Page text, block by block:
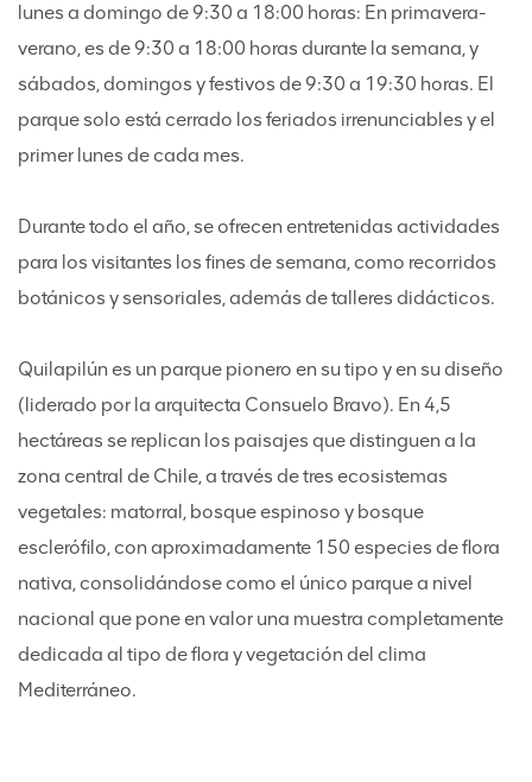
lunes a domingo de 9:30 a 18:00 horas: En primavera-
verano, es de 9:30 a 18:00 horas durante la semana, y
sábados, domingos y festivos de 9:30 a 19:30 horas. El
parque solo está cerrado los feriados irrenunciables y el
primer lunes de cada mes.
Durante todo el año, se ofrecen entretenidas actividades
para los visitantes los fines de semana, como recorridos
botánicos y sensoriales, además de talleres didácticos.
Quilapilún es un parque pionero en su tipo y en su diseño
(liderado por la arquitecta Consuelo Bravo). En 4,5
hectáreas se replican los paisajes que distinguen a la
zona central de Chile, a través de tres ecosistemas
vegetales: matorral, bosque espinoso y bosque
esclerófilo, con aproximadamente 150 especies de flora
nativa, consolidándose como el único parque a nivel
nacional que pone en valor una muestra completamente
dedicada al tipo de flora y vegetación del clima
Mediterráneo.